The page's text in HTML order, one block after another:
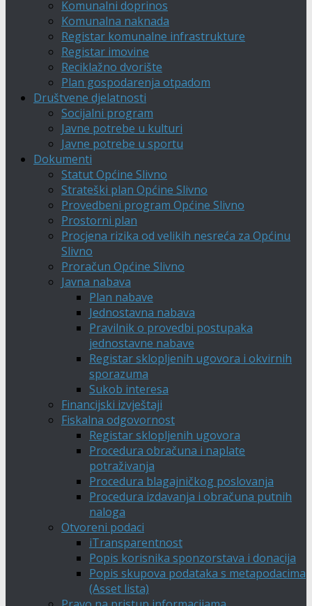
Komunalni doprinos
Komunalna naknada
Registar komunalne infrastrukture
Registar imovine
Reciklažno dvorište
Plan gospodarenja otpadom
Društvene djelatnosti
Socijalni program
Javne potrebe u kulturi
Javne potrebe u sportu
Dokumenti
Statut Općine Slivno
Strateški plan Općine Slivno
Provedbeni program Općine Slivno
Prostorni plan
Procjena rizika od velikih nesreća za Općinu
Slivno
Proračun Općine Slivno
Javna nabava
Plan nabave
Jednostavna nabava
Pravilnik o provedbi postupaka
jednostavne nabave
Registar sklopljenih ugovora i okvirnih
sporazuma
Sukob interesa
Financijski izvještaji
Fiskalna odgovornost
Registar sklopljenih ugovora
Procedura obračuna i naplate
potraživanja
Procedura blagajničkog poslovanja
Procedura izdavanja i obračuna putnih
naloga
Otvoreni podaci
iTransparentnost
Popis korisnika sponzorstava i donacija
Popis skupova podataka s metapodacima
(Asset lista)